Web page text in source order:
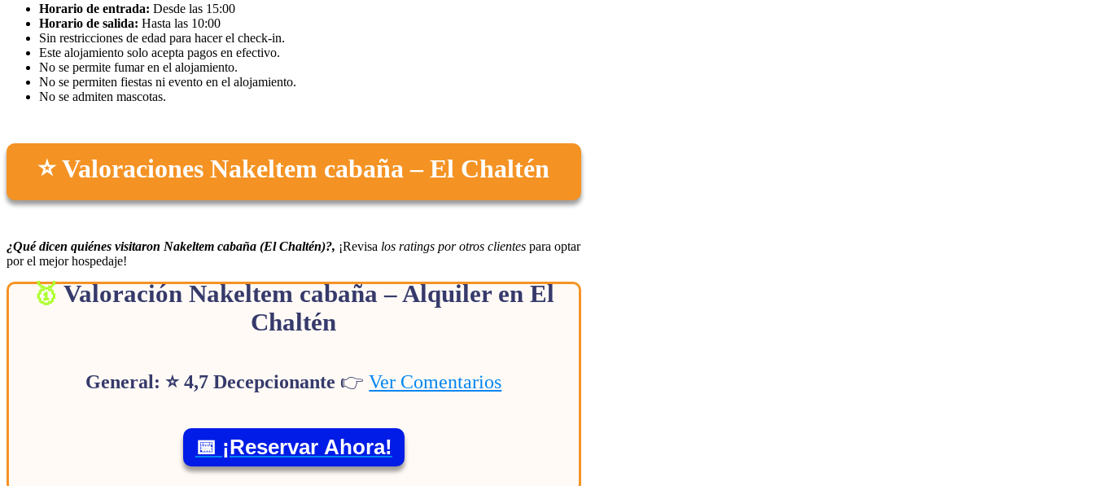
Horario de entrada: Desde las 15:00
Horario de salida: Hasta las 10:00
Sin restricciones de edad para hacer el check-in.
Este alojamiento solo acepta pagos en efectivo.
No se permite fumar en el alojamiento.
No se permiten fiestas ni evento en el alojamiento.
No se admiten mascotas.
⭐ Valoraciones Nakeltem cabaña – El Chaltén
¿Qué dicen quiénes visitaron Nakeltem cabaña (El Chaltén)?, ¡Revisa los ratings por otros clientes para optar
por el mejor hospedaje!
Valoración Nakeltem cabaña – Alquiler en El
Chaltén
General: ⭐ 4,7 Decepcionante 👉Ver Comentarios
📅 ¡Reservar Ahora!